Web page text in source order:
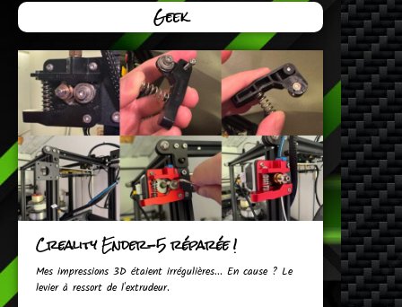
Geek
Creality Ender-5 réparée !
Mes impressions 3D étaient irrégulières... En cause ? Le
levier à ressort de l'extrudeur.